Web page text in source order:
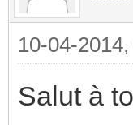
10-04-
Salut à